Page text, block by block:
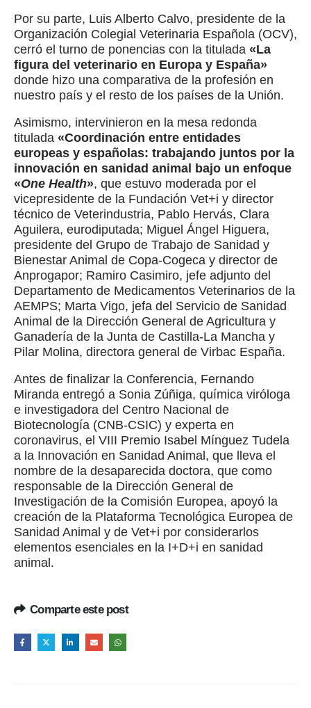
Por su parte, Luis Alberto Calvo, presidente de la
Organización Colegial Veterinaria Española (OCV),
cerró el turno de ponencias con la titulada «La
figura del veterinario en Europa y España»
donde hizo una comparativa de la profesión en
nuestro país y el resto de los países de la Unión.
Asimismo, intervinieron en la mesa redonda
titulada «Coordinación entre entidades
europeas y españolas: trabajando juntos por la
innovación en sanidad animal bajo un enfoque
«One Health», que estuvo moderada por el
vicepresidente de la Fundación Vet+i y director
técnico de Veterindustria, Pablo Hervás, Clara
Aguilera, eurodiputada; Miguel Ángel Higuera,
presidente del Grupo de Trabajo de Sanidad y
Bienestar Animal de Copa-Cogeca y director de
Anprogapor; Ramiro Casimiro, jefe adjunto del
Departamento de Medicamentos Veterinarios de la
AEMPS; Marta Vigo, jefa del Servicio de Sanidad
Animal de la Dirección General de Agricultura y
Ganadería de la Junta de Castilla-La Mancha y
Pilar Molina, directora general de Virbac España.
Antes de finalizar la Conferencia, Fernando
Miranda entregó a Sonia Zúñiga, química viróloga
e investigadora del Centro Nacional de
Biotecnología (CNB-CSIC) y experta en
coronavirus, el VIII Premio Isabel Mínguez Tudela
a la Innovación en Sanidad Animal, que lleva el
nombre de la desaparecida doctora, que como
responsable de la Dirección General de
Investigación de la Comisión Europea, apoyó la
creación de la Plataforma Tecnológica Europea de
Sanidad Animal y de Vet+i por considerarlos
elementos esenciales en la I+D+i en sanidad
animal.
Comparte este post